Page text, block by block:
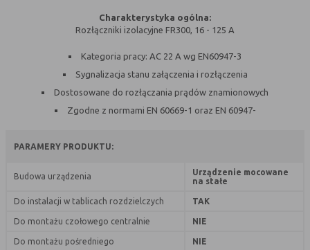
Opis
cookies)
przeglądarki (sesji), zostaje wykasowane
po jej zamknięciu
Cookies
(persistent
nie jest kasowane po zamknięciu
użytkownika na określony czas lub bez
C. Ze względu na pochodzenie – administratora
Charakterystyka ogólna:
Rozłączniki izolacyjne FR300, 16 - 125 A
Kategoria pracy: AC 22 A wg EN60947-3
Sygnalizacja stanu załączenia i rozłączenia
Dostosowane do rozłączania prądów znamionowych
Zgodne z normami EN 60669-1 oraz EN 60947-
PARAMERY PRODUKTU:
Budowa urządzenia
Urządzenie mocowane
na stałe
Do instalacji w tablicach rozdzielczych TAK
Do montażu czołowego centralnie NIE
Do montażu pośredniego NIE